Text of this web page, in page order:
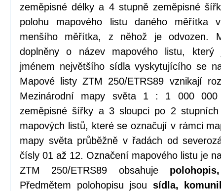
zeměpisné délky a 4 stupně zeměpisné
polohu mapového listu daného měřítka
menšího měřítka, z něhož je odvozen.
doplněny o název mapového listu,
jménem největšího sídla vyskytujícího se
Mapové listy ZTM 250/ETRS89 vznikají
Mezinárodní mapy světa 1 : 1 000
zeměpisné šířky a 3 sloupci po 2
mapových listů, které se označují v rámci
mapy světa průběžně v řadách od
čísly 01 až 12. Označení mapového listu je
ZTM 250/ETRS89 obsahuje
Předmětem polohopisu jsou sídla,